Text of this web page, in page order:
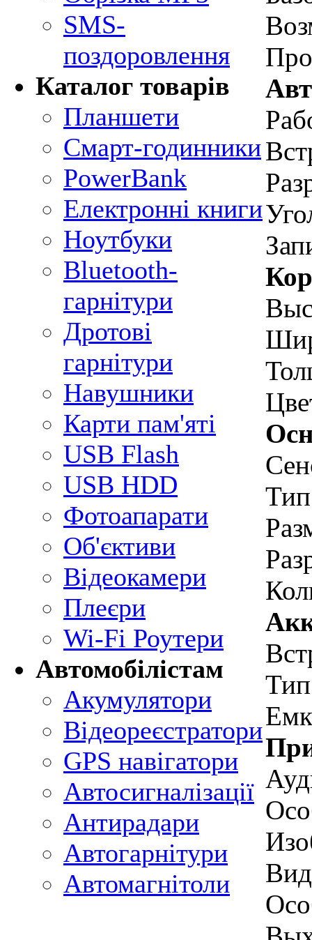
SMS-
поздоровлення
Каталог товарів
Планшети
Смарт-годинники
PowerBank
Електронні книги
Ноутбуки
Bluetooth-
гарнітури
Дротові
гарнітури
Навушники
Карти пам'яті
USB Flash
USB HDD
Фотоапарати
Об'єктиви
Відеокамери
Плеєри
Wi-Fi Роутери
Автомобілістам
Акумулятори
Відеореєстратори
GPS навігатори
Автосигналізації
Антирадари
Автогарнітури
Автомагнітоли